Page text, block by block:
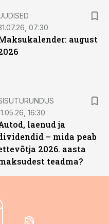
07:30
august
16:30
laenud ja
– mida peab
2026. aasta
teadma?